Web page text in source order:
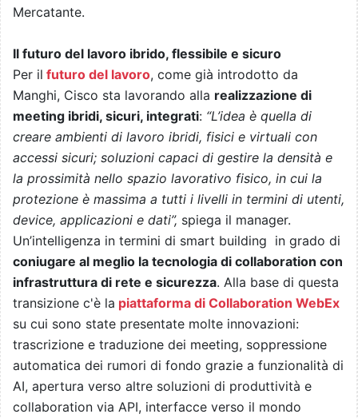
Mercatante.
Il futuro del lavoro ibrido, flessibile e sicuro
Per il futuro del lavoro, come già introdotto da
Manghi, Cisco sta lavorando alla realizzazione di
meeting ibridi, sicuri, integrati: “L’idea è quella di
creare ambienti di lavoro ibridi, fisici e virtuali con
accessi sicuri; soluzioni capaci di gestire la densità e
la prossimità nello spazio lavorativo fisico, in cui la
protezione è massima a tutti i livelli in termini di utenti,
device, applicazioni e dati”, spiega il manager.
Un’intelligenza in termini di smart building in grado di
coniugare al meglio la tecnologia di collaboration con
infrastruttura di rete e sicurezza. Alla base di questa
transizione c'è la piattaforma di Collaboration WebEx
su cui sono state presentate molte innovazioni:
trascrizione e traduzione dei meeting, soppressione
automatica dei rumori di fondo grazie a funzionalità di
AI, apertura verso altre soluzioni di produttività e
collaboration via API, interfacce verso il mondo